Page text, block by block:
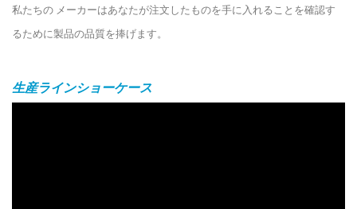
私たちの メーカーはあなたが注文したものを手に入れることを確認す
るために製品の品質を捧げます。
生産ラインショーケース